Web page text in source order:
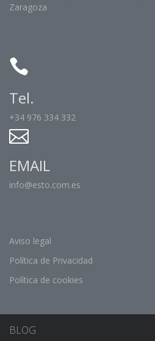
Zaragoza
Tel.
+34 976 334 332
EMAIL
info@esto.com.es
Aviso legal
Política de Privacidad
Política de cookies
BLOG